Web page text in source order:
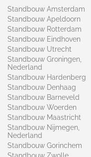
Standbouw Amsterdam
Standbouw Apeldoorn
Standbouw Rotterdam
Standbouw Eindhoven
Standbouw Utrecht
Standbouw Groningen,
Nederland
Standbouw Hardenberg
Standbouw Denhaag
Standbouw Barneveld
Standbouw Woerden
Standbouw Maastricht
Standbouw Nijmegen,
Nederland
Standbouw Gorinchem
Standbouw Zwolle